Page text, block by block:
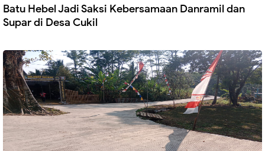
Batu Hebel Jadi Saksi Kebersamaan Danramil dan
Supar di Desa Cukil